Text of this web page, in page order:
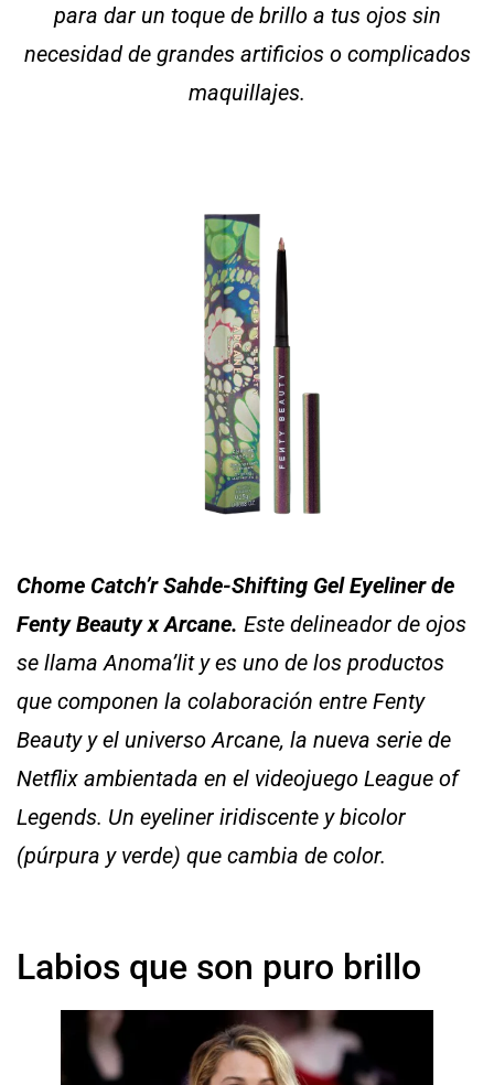
para dar un toque de brillo a tus ojos sin
necesidad de grandes artificios o complicados
maquillajes.
Chome Catch’r Sahde-Shifting Gel Eyeliner de
Fenty Beauty x Arcane. Este delineador de ojos
se llama Anoma’lit y es uno de los productos
que componen la colaboración entre Fenty
Beauty y el universo Arcane, la nueva serie de
Netflix ambientada en el videojuego League of
Legends. Un eyeliner iridiscente y bicolor
(púrpura y verde) que cambia de color.
Labios que son puro brillo